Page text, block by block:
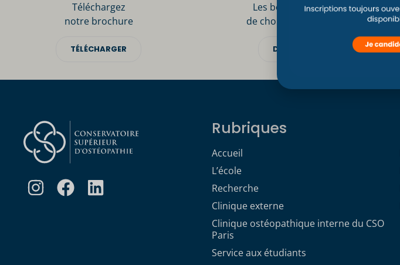
Téléchargez
notre brochure
TÉLÉCHARGER
Les bonnes raisons
de choisir le CSO Paris
DÉCOUVRIR
Rubriques
Accueil
L’école
Recherche
Clinique externe
Clinique ostéopathique interne du CSO
Paris
Service aux étudiants